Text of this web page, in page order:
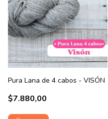
Pura Lana de 4 cabos - VISÓN
$7.880,00